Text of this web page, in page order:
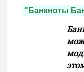
"Банкноты